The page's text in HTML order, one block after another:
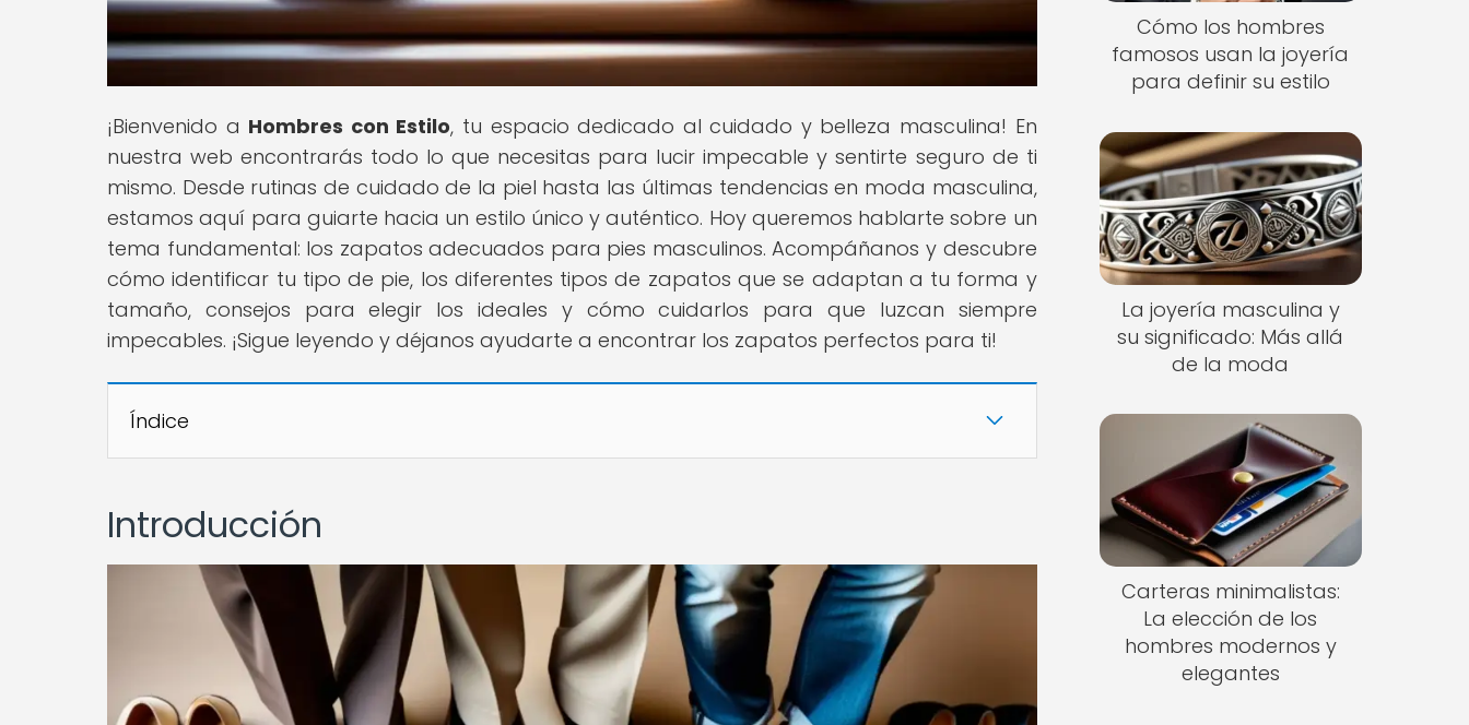
¡Bienvenido a Hombres con Estilo, tu espacio dedicado al cuidado y belleza masculina! En
nuestra web encontrarás todo lo que necesitas para lucir impecable y sentirte seguro de ti
mismo. Desde rutinas de cuidado de la piel hasta las últimas tendencias en moda masculina,
estamos aquí para guiarte hacia un estilo único y auténtico. Hoy queremos hablarte sobre un
tema fundamental: los zapatos adecuados para pies masculinos. Acompáñanos y descubre
cómo identificar tu tipo de pie, los diferentes tipos de zapatos que se adaptan a tu forma y
tamaño, consejos para elegir los ideales y cómo cuidarlos para que luzcan siempre
impecables. ¡Sigue leyendo y déjanos ayudarte a encontrar los zapatos perfectos para ti!
Índice
Introducción
Cómo los hombres
famosos usan la joyería
para definir su estilo
La joyería masculina y
su significado: Más allá
de la moda
Carteras minimalistas:
La elección de los
hombres modernos y
elegantes